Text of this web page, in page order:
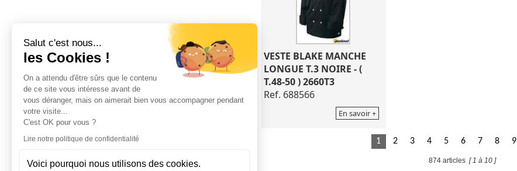
Salut c'est nous...
les Cookies !
On a attendu d'être sûrs que le contenu
de ce site vous intéresse avant de
vous déranger, mais on aimerait bien vous accompagner pendant
votre visite...
C'est OK pour vous ?
Lire notre politique de confidentialité
Voici pourquoi nous utilisons des cookies.
VESTE BLAKE MANCHE
LONGUE T.3 NOIRE - (
T.48-50 ) 2660T3
Ref. 688566
En savoir +
1 2 3 4 5 6 7 8 9
874 articles [ 1 à 10 ]